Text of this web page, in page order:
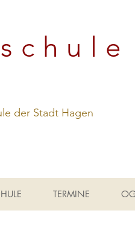
der Stadt Hagen
TERMINE